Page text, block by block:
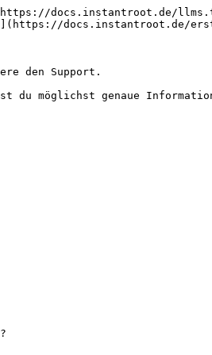
docs.instantroot.de/
docs.instantroot.de/
den Support.
möglichst genaue